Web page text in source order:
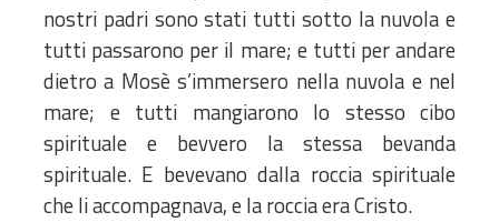
nostri padri sono stati tutti sotto la nuvola e
tutti passarono per il mare; e tutti per andare
dietro a Mosè s’immersero nella nuvola e nel
mare; e tutti mangiarono lo stesso cibo
spirituale e bevvero la stessa bevanda
spirituale. E bevevano dalla roccia spirituale
che li accompagnava, e la roccia era Cristo.